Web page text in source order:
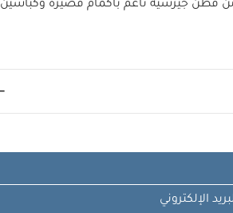
قطن جيرسيه ناعم بأكمام قصيرة وكباسين